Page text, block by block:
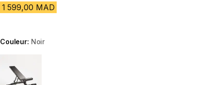
1 599,00 MAD
Couleur: Noir